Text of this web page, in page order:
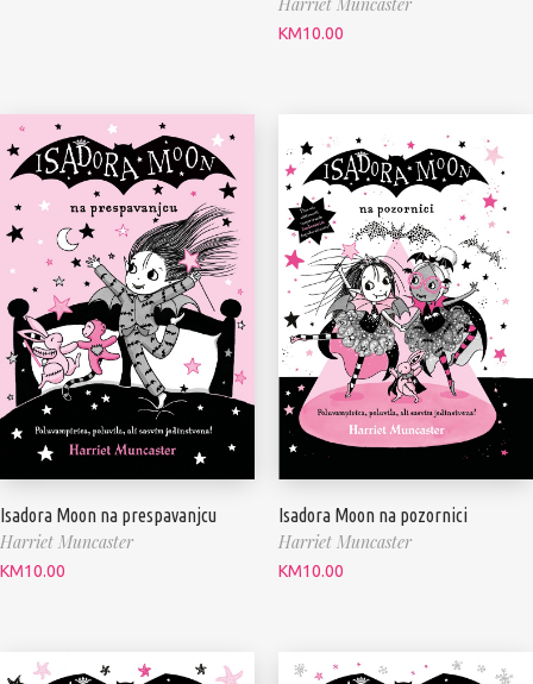
KM10.00
Isadora Moon na prespavanjcu
Harriet Muncaster
KM10.00
Isadora Moon na pozornici
Harriet Muncaster
KM10.00